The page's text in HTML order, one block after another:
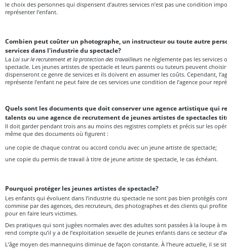
le choix des personnes qui dispensent d’autres services n’est pas une condition
représenter l’enfant.
Combien peut coûter un photographe, un instructeur ou toute autre
services dans l'industrie du spectacle?
La Loi sur le recrutement et la protection des travailleurs ne réglemente pas les services
spectacle. Les jeunes artistes de spectacle et leurs parents ou tuteurs peuvent
dispenseront ce genre de services et ils doivent en assumer les coûts. Cependant,
représente l’enfant ne peut faire de ces services une condition de l’agence pour
Quels sont les documents que doit conserver une agence artistique qui
talents ou une agence de recrutement de jeunes artistes de spectacles
Il doit garder pendant trois ans au moins des registres complets et précis sur les
même que des documents où figurent :
une copie de chaque contrat ou accord conclu avec un jeune artiste de spectacle;
une copie du permis de travail à titre de jeune artiste de spectacle, le cas échéant.
Pourquoi protéger les jeunes artistes de spectacle?
Les enfants qui évoluent dans l’industrie du spectacle ne sont pas bien protégés
commise par des agences, des recruteurs, des photographes et des clients qui
pour en faire leurs victimes.
Des pratiques qui sont jugées normales avec des adultes sont passées à la loupe à
rend compte qu’il y a de l’exploitation sexuelle de jeunes enfants dans ce secteur
L’âge moyen des mannequins diminue de façon constante. À l’heure actuelle, il se